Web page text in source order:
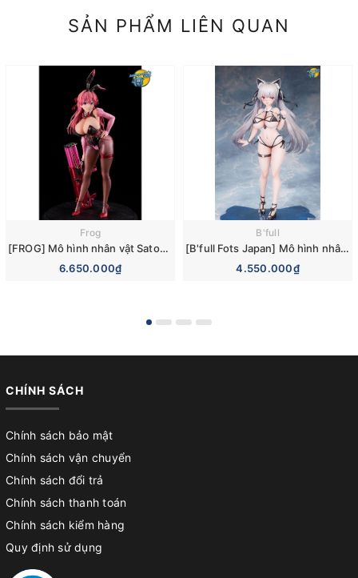
SẢN PHẨM LIÊN QUAN
Frog
[FROG] Mô hình nhân vật Satou Kuuki Original Character Sumeragi Niina 1/5 Complete Figure (Cast off)
6.650.000₫
B'full
[B'full Fots Japan] Mô hình nhân vật Kemomimi Gakuen Alvina Illustrated by GuLuco 1/7 Scale Painted Complete Figure
4.550.000₫
CHÍNH SÁCH
Chính sách bảo mật
Chính sách vận chuyển
Chính sách đổi trả
Chính sách thanh toán
Chính sách kiểm hàng
Quy định sử dụng